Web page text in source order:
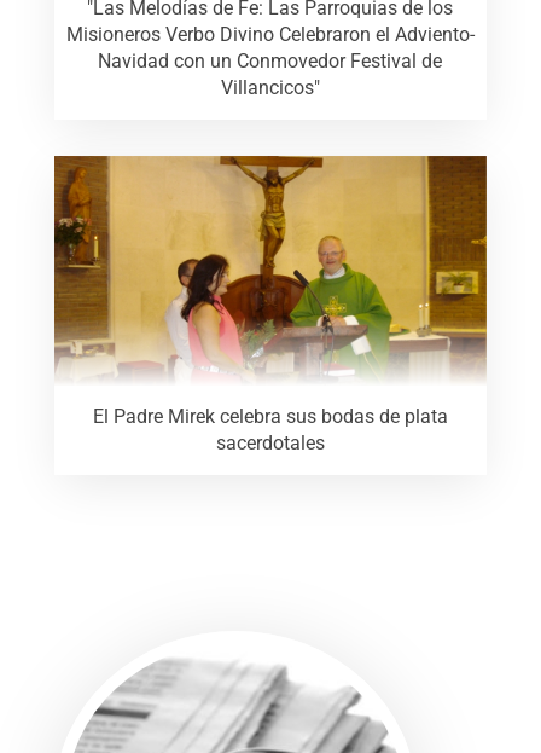
"Las Melodías de Fe: Las Parroquias de los
Misioneros Verbo Divino Celebraron el Adviento-
Navidad con un Conmovedor Festival de
Villancicos"
El Padre Mirek celebra sus bodas de plata
sacerdotales